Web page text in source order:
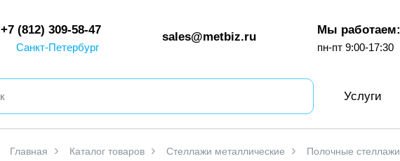
+7 (812) 309-58-47
Санкт-Петербург
sales@metbiz.ru
Мы работаем:
пн-пт 9:00-17:30
Услуги
Главная Каталог товаров Стеллажи металлические Полочные стеллажи